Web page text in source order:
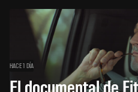
HACE 1 DÍA
El documental de